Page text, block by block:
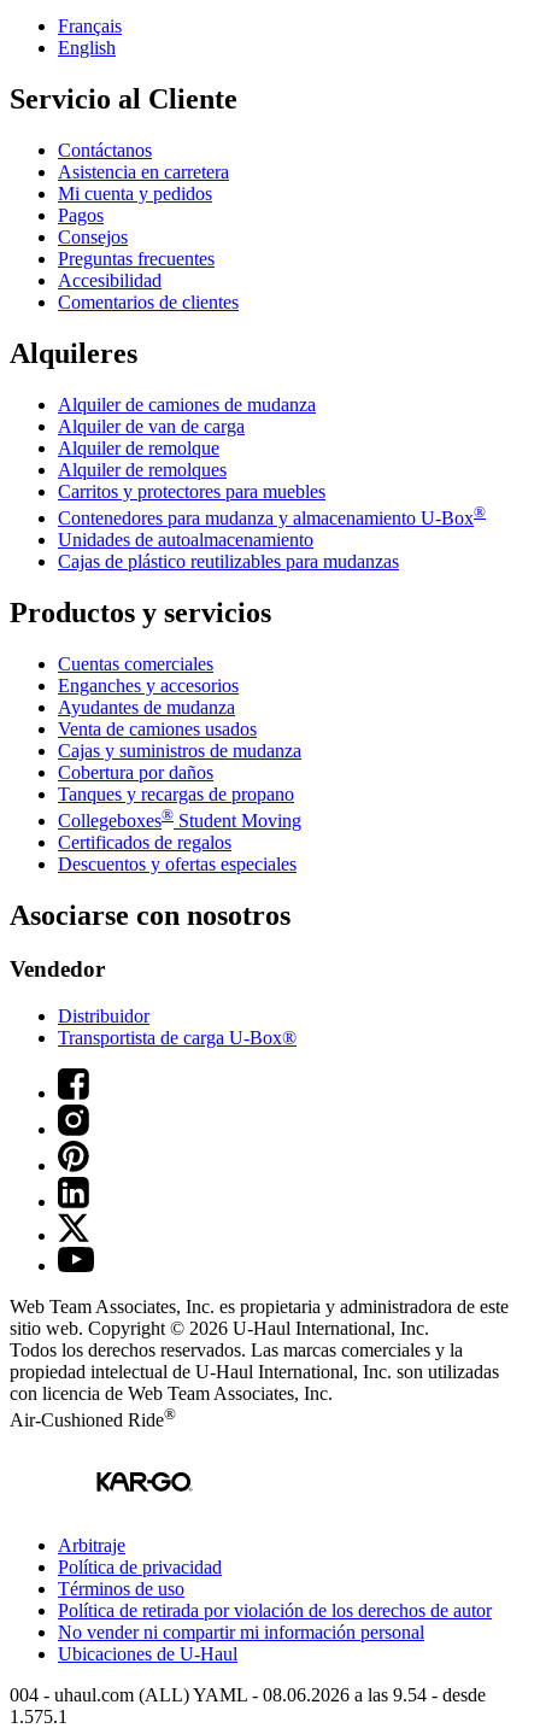
Français
English
Servicio al Cliente
Contáctanos
Asistencia en carretera
Mi cuenta y pedidos
Pagos
Consejos
Preguntas frecuentes
Accesibilidad
Comentarios de clientes
Alquileres
Alquiler de camiones de mudanza
Alquiler de van de carga
Alquiler de remolque
Alquiler de remolques
Carritos y protectores para muebles
Contenedores para mudanza y almacenamiento U-Box®
Unidades de autoalmacenamiento
Cajas de plástico reutilizables para mudanzas
Productos y servicios
Cuentas comerciales
Enganches y accesorios
Ayudantes de mudanza
Venta de camiones usados
Cajas y suministros de mudanza
Cobertura por daños
Tanques y recargas de propano
Collegeboxes® Student Moving
Certificados de regalos
Descuentos y ofertas especiales
Asociarse con nosotros
Vendedor
Distribuidor
Transportista de carga U-Box®
Web Team Associates, Inc. es propietaria y administradora de este
sitio web. Copyright © 2026 U-Haul International, Inc.
Todos los derechos reservados. Las marcas comerciales y la
propiedad intelectual de U-Haul International, Inc. son utilizadas
con licencia de Web Team Associates, Inc.
Air-Cushioned Ride®
Arbitraje
Política de privacidad
Términos de uso
Política de retirada por violación de los derechos de autor
No vender ni compartir mi información personal
Ubicaciones de U-Haul
004 - uhaul.com (ALL) YAML - 08.06.2026 a las 9.54 - desde
1.575.1